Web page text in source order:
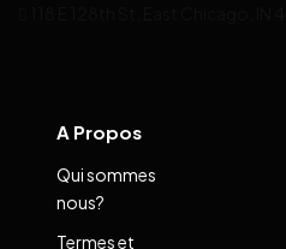
A Propos
Qui sommes
nous?
Termes et